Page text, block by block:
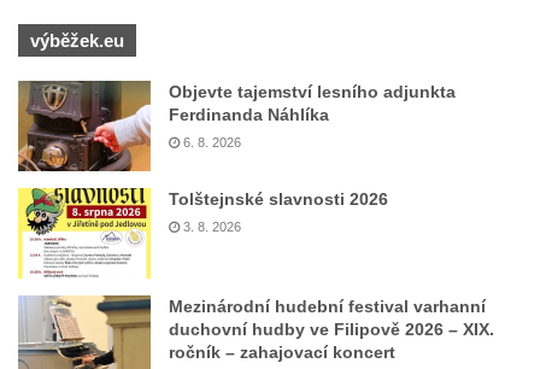
výběžek.eu
Objevte tajemství lesního adjunkta
Ferdinanda Náhlíka
6. 8. 2026
Tolštejnské slavnosti 2026
3. 8. 2026
Mezinárodní hudební festival varhanní
duchovní hudby ve Filipově 2026 – XIX.
ročník – zahajovací koncert